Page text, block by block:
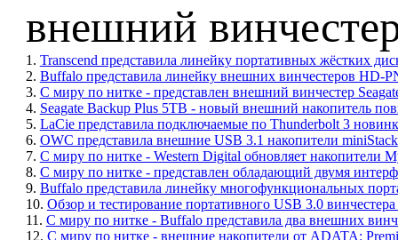
внешний
1. Transcend представила линейку портативных жёстких
2. Buffalo представила линейку внешних винчестеров HD-
3. С миру по нитке - представлен внешний винчестер
4. Seagate Backup Plus 5TB - новый внешний накопитель
5. LaCie представила подключаемые по Thunderbolt 3
6. OWC представила внешние USB 3.1 накопители miniStack
7. С миру по нитке - Western Digital обновляет накопители
8. С миру по нитке - представлен обладающий двумя
9. Buffalo представила линейку многофункциональных
10. Обзор и тестирование портативного USB 3.0
11. С миру по нитке - Buffalo представила два внешних
12. С миру по нитке - внешние накопители от ADATA: